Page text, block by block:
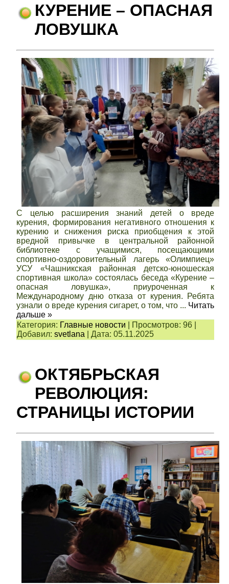
КУРЕНИЕ – ОПАСНАЯ
ЛОВУШКА
С целью расширения знаний детей о вреде
курения, формирования негативного отношения к
курению и снижения риска приобщения к этой
вредной привычке в центральной районной
библиотеке с учащимися, посещающими
спортивно-оздоровительный лагерь «Олимпиец»
УСУ «Чашникская районная детско-юношеская
спортивная школа» состоялась беседа «Курение –
опасная ловушка», приуроченная к
Международному дню отказа от курения. Ребята
узнали о вреде курения сигарет, о том, что ... Читать
дальше »
Категория: Главные новости Просмотров: 96
Добавил: svetlana |Дата: 05.11.2025
ОКТЯБРЬСКАЯ
РЕВОЛЮЦИЯ:
СТРАНИЦЫ ИСТОРИИ